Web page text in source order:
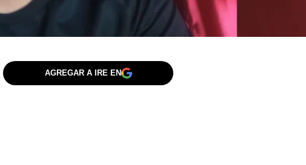
AGREGAR A IRE EN